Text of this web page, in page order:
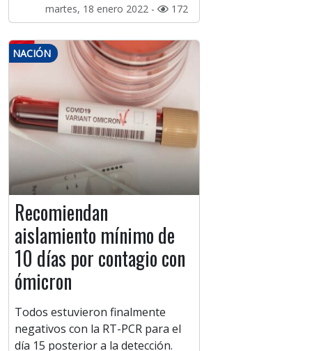
martes, 18 enero 2022 - 172
NACIÓN
Recomiendan
aislamiento mínimo de
10 días por contagio con
ómicron
Todos estuvieron finalmente
negativos con la RT-PCR para el
día 15 posterior a la detección.